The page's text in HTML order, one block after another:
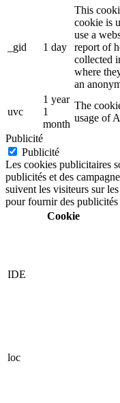
_gid 1 day
This
cookie is
use a
report of
collected
where
an
uvc
1 year
1
month
The
usage of
Publicité
Publicité
Les cookies publicitaires
publicités et des
suivent les visiteurs sur
pour fournir des publicités
Cookie
IDE
loc